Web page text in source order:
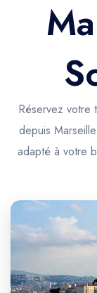
Trajet
Trajet Port
Trajet
Trajet Santé
Trajet
Réservez votre
depuis
adapté à votre